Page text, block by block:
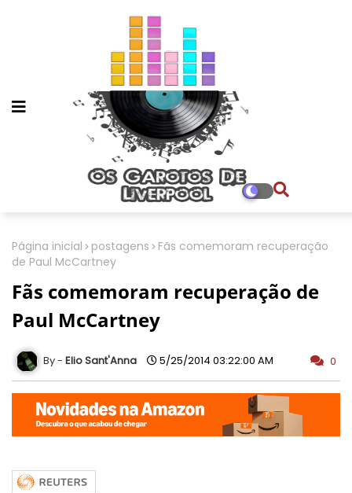
Página inicial postagens
Fãs comemoram recuperação
de Paul McCartney
Fãs comemoram recuperação de
Paul McCartney
Elio Sant'Anna 5/25/2014 03:22:00 AM 0